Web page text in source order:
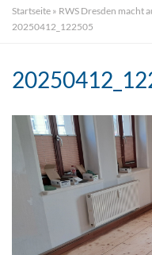
Startseite » RWS Dresden macht
20250412_122505